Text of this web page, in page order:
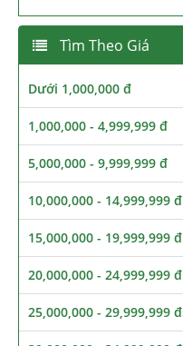
Tìm Theo Giá
Dưới 1,000,000 đ
1,000,000 - 4,999,999 đ
5,000,000 - 9,999,999 đ
10,000,000 - 14,999,999 đ
15,000,000 - 19,999,999 đ
20,000,000 - 24,999,999 đ
25,000,000 - 29,999,999 đ